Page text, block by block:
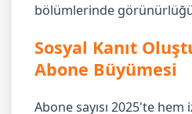
bölümlerinde
Sosyal Kanıt
Abone Büyümesi
Abone sayısı 2025'te hem